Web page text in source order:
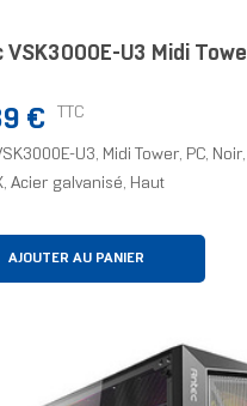
VSK3000E-U3 Midi
€ TTC
U3, Midi Tower, PC,
Acier galvanisé, Haut
AJOUTER AU PANIER